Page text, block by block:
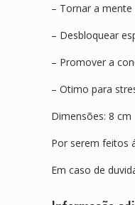
– Tornar a mente
– Desbloquear
– Promover a
– Otimo para
Dimensões: 8 cm
Por serem feitos
Em caso de